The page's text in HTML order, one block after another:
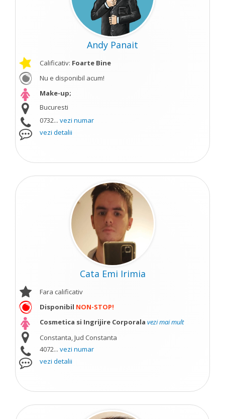
Andy Panait
Calificativ: Foarte Bine
Nu e disponibil acum!
Make-up;
Bucuresti
0732... vezi numar
vezi detalii
Cata Emi Irimia
Fara calificativ
Disponibil NON-STOP!
Cosmetica si Ingrijire Corporala vezi mai mult
Constanta, Jud Constanta
4072... vezi numar
vezi detalii